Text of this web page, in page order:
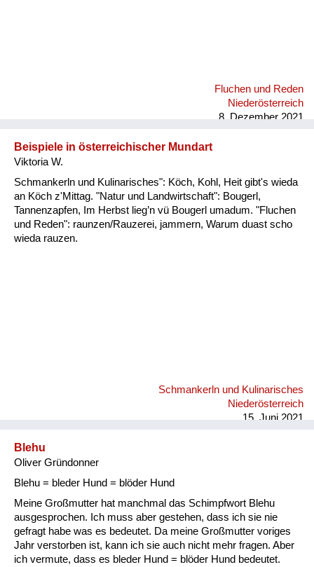
Fluchen und Reden
Niederösterreich
8. Dezember 2021
Beispiele in österreichischer Mundart
Viktoria W.
Schmankerln und Kulinarisches": Köch, Kohl, Heit gibt's wieda
an Köch z'Mittag. "Natur und Landwirtschaft": Bougerl,
Tannenzapfen, Im Herbst lieg’n vü Bougerl umadum. "Fluchen
und Reden": raunzen/Rauzerei, jammern, Warum duast scho
wieda rauzen.
Schmankerln und Kulinarisches
Niederösterreich
15. Juni 2021
Blehu
Oliver Gründonner
Blehu = bleder Hund = blöder Hund
Meine Großmutter hat manchmal das Schimpfwort Blehu
ausgesprochen. Ich muss aber gestehen, dass ich sie nie
gefragt habe was es bedeutet. Da meine Großmutter voriges
Jahr verstorben ist, kann ich sie auch nicht mehr fragen. Aber
ich vermute, dass es bleder Hund = blöder Hund bedeutet.